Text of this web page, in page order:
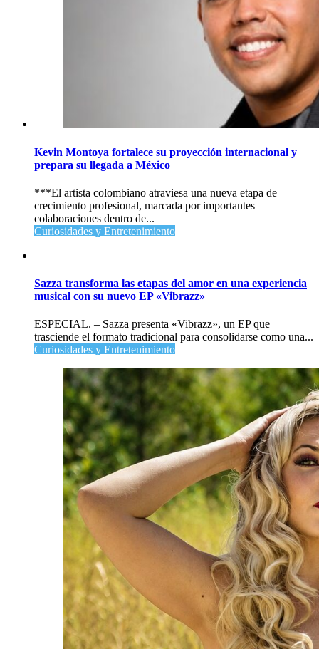
Kevin Montoya fortalece su proyección internacional y
prepara su llegada a México
***El artista colombiano atraviesa una nueva etapa de
crecimiento profesional, marcada por importantes
colaboraciones dentro de...
Curiosidades y Entretenimiento
Sazza transforma las etapas del amor en una experiencia
musical con su nuevo EP «Vibrazz»
ESPECIAL. – Sazza presenta «Vibrazz», un EP que
trasciende el formato tradicional para consolidarse como una...
Curiosidades y Entretenimiento